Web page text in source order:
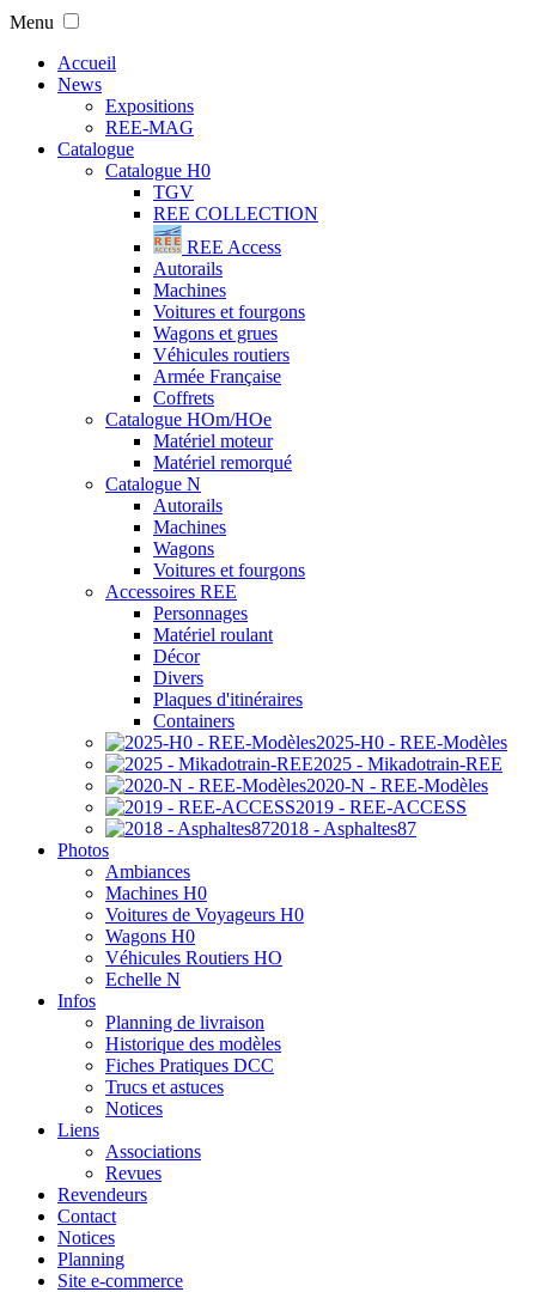
Menu
Accueil
News
Expositions
REE-MAG
Catalogue
Catalogue H0
TGV
REE COLLECTION
REE Access
Autorails
Machines
Voitures et fourgons
Wagons et grues
Véhicules routiers
Armée Française
Coffrets
Catalogue HOm/HOe
Matériel moteur
Matériel remorqué
Catalogue N
Autorails
Machines
Wagons
Voitures et fourgons
Accessoires REE
Personnages
Matériel roulant
Décor
Divers
Plaques d'itinéraires
Containers
2025-H0 - REE-Modèles
2025 - Mikadotrain-REE
2020-N - REE-Modèles
2019 - REE-ACCESS
2018 - Asphaltes87
Photos
Ambiances
Machines H0
Voitures de Voyageurs H0
Wagons H0
Véhicules Routiers HO
Echelle N
Infos
Planning de livraison
Historique des modèles
Fiches Pratiques DCC
Trucs et astuces
Notices
Liens
Associations
Revues
Revendeurs
Contact
Notices
Planning
Site e-commerce